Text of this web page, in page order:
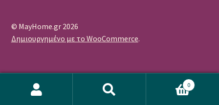
© MayHome.gr 2026
Δημιουργημένο με το WooCommerce.
Αναζήτηση
Αναζήτηση
0